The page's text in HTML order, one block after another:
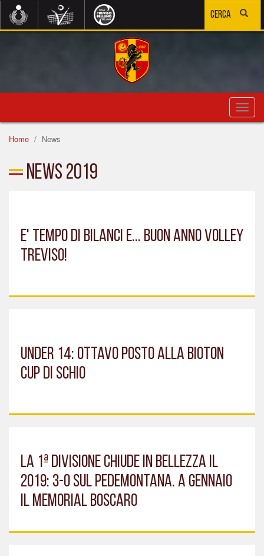
Home
News
News 2019
E' TEMPO DI BILANCI E... BUON ANNO VOLLEY
TREVISO!
UNDER 14: OTTAVO POSTO ALLA BIOTON
CUP DI SCHIO
LA 1ª DIVISIONE CHIUDE IN BELLEZZA IL
2019: 3-0 SUL PEDEMONTANA. A GENNAIO
IL MEMORIAL BOSCARO